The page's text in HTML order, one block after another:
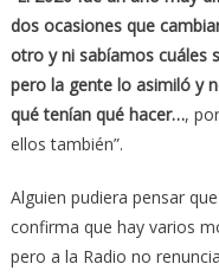
dos ocasiones que
otro y ni sabíamos cuáles
pero la gente lo asimiló y
qué tenían qué hacer…,
ellos también”.
Alguien pudiera pensar
confirma que hay varios
pero a la Radio no